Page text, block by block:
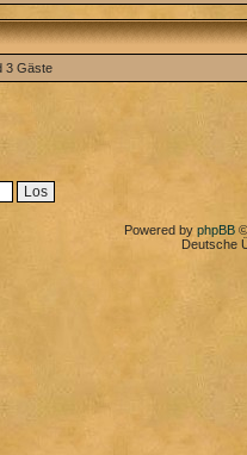
3 Gäste
Powered by phpBB
Deutsche